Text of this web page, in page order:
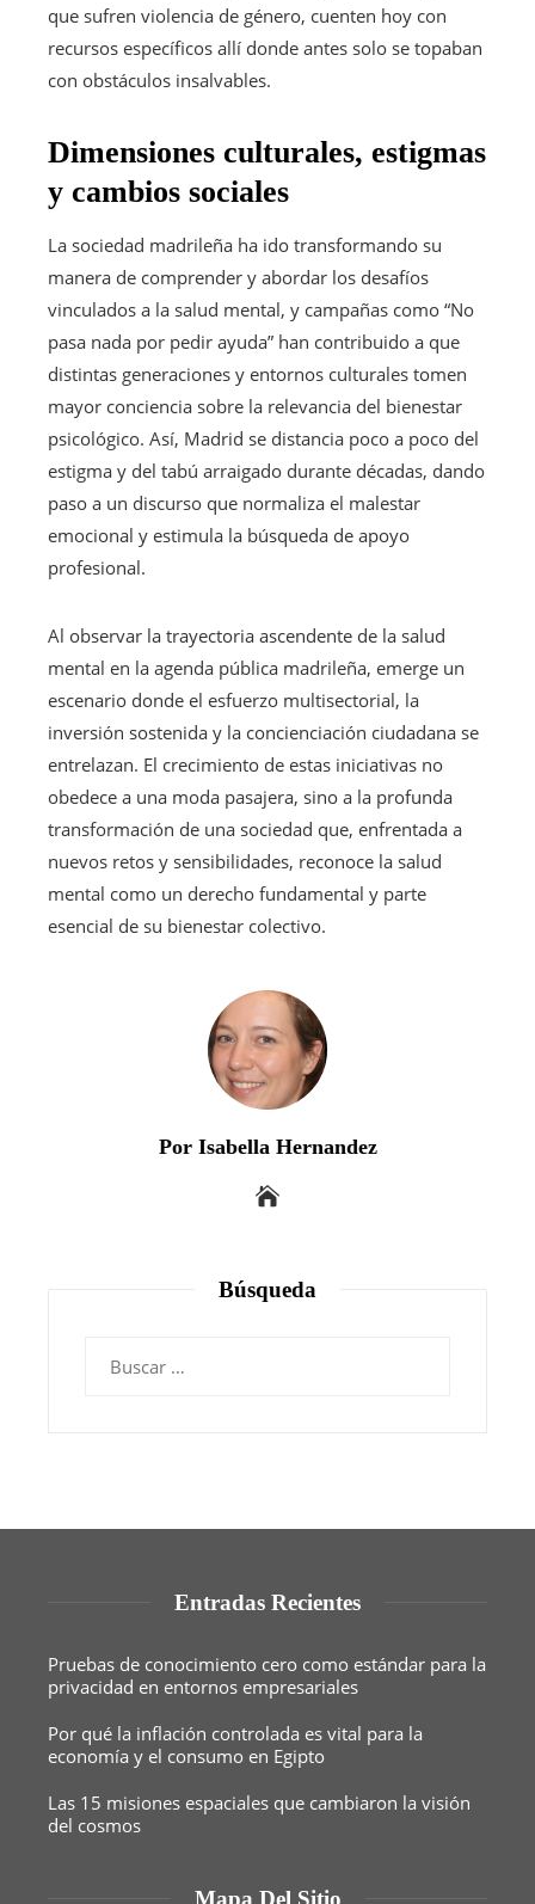
que sufren violencia de género, cuenten hoy con
recursos específicos allí donde antes solo se topaban
con obstáculos insalvables.
Dimensiones culturales, estigmas
y cambios sociales
La sociedad madrileña ha ido transformando su
manera de comprender y abordar los desafíos
vinculados a la salud mental, y campañas como “No
pasa nada por pedir ayuda” han contribuido a que
distintas generaciones y entornos culturales tomen
mayor conciencia sobre la relevancia del bienestar
psicológico. Así, Madrid se distancia poco a poco del
estigma y del tabú arraigado durante décadas, dando
paso a un discurso que normaliza el malestar
emocional y estimula la búsqueda de apoyo
profesional.
Al observar la trayectoria ascendente de la salud
mental en la agenda pública madrileña, emerge un
escenario donde el esfuerzo multisectorial, la
inversión sostenida y la concienciación ciudadana se
entrelazan. El crecimiento de estas iniciativas no
obedece a una moda pasajera, sino a la profunda
transformación de una sociedad que, enfrentada a
nuevos retos y sensibilidades, reconoce la salud
mental como un derecho fundamental y parte
esencial de su bienestar colectivo.
Por Isabella Hernandez
Búsqueda
Entradas Recientes
Pruebas de conocimiento cero como estándar para la
privacidad en entornos empresariales
Por qué la inflación controlada es vital para la
economía y el consumo en Egipto
Las 15 misiones espaciales que cambiaron la visión
del cosmos
Mapa Del Sitio